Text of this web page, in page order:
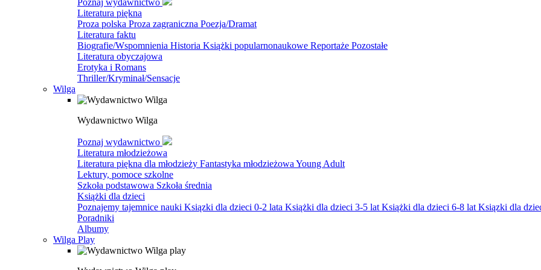
Poznaj wydawnictwo
Literatura piękna
Proza polska Proza zagraniczna Poezja/Dramat
Literatura faktu
Biografie/Wspomnienia Historia Książki popularnonaukowe Reportaże Pozostałe
Literatura obyczajowa
Erotyka i Romans
Thriller/Kryminał/Sensacje
Wilga
Wydawnictwo Wilga
Poznaj wydawnictwo
Literatura młodzieżowa
Literatura piękna dla młodzieży Fantastyka młodzieżowa Young Adult
Lektury, pomoce szkolne
Szkoła podstawowa Szkoła średnia
Książki dla dzieci
Poznajemy tajemnice nauki Ksiązki dla dzieci 0-2 lata Książki dla dzieci 3-5 lat Książki dla dzieci 6-8 lat Ksiązki dla
Poradniki
Albumy
Wilga Play